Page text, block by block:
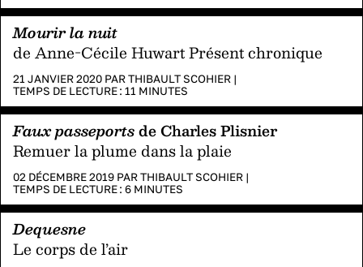
Mourir la nuit
de Anne-Cécile Huwart Présent chronique
21 JANVIER 2020 PARTHIBAULT SCOHIER |
TEMPS DE LECTURE : 11 MINUTES
Faux passeportsde Charles Plisnier
Remuer la plume dans la plaie
02 DÉCEMBRE 2019 PARTHIBAULT SCOHIER |
TEMPS DE LECTURE : 6 MINUTES
Dequesne
Le corps de l’air